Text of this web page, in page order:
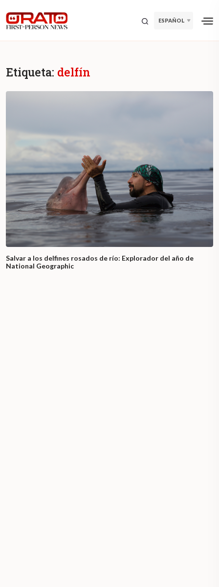
ESPAÑOL
Etiqueta: delfín
Salvar a los delfines rosados de río: Explorador del año de
National Geographic